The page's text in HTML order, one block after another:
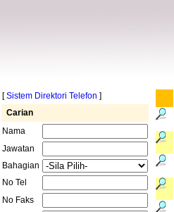
[Sistem Direktori Telefon ]
Carian
Nama
Jawatan
Bahagian
No Tel
No Faks